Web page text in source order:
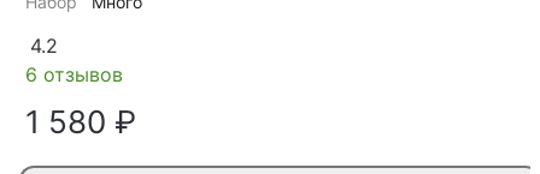
4.2
6 отзывов
1 580 ₽